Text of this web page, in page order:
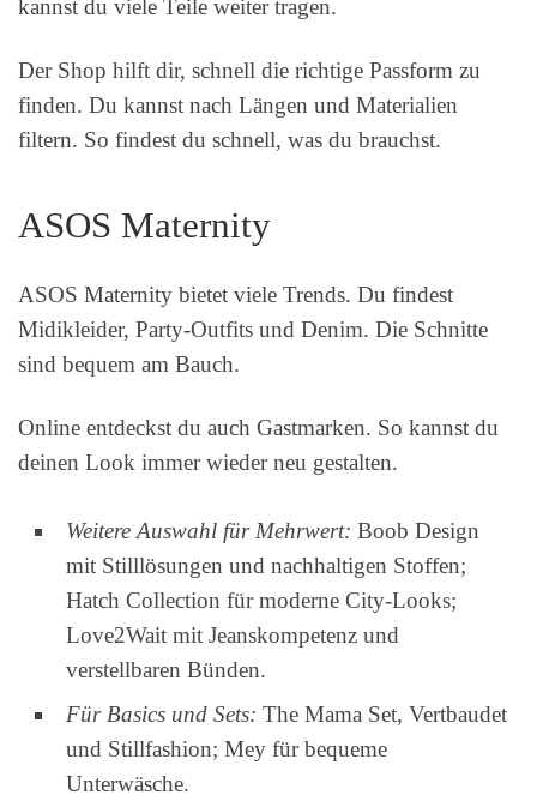
kannst du viele Teile weiter tragen.
Der Shop hilft dir, schnell die richtige Passform zu
finden. Du kannst nach Längen und Materialien
filtern. So findest du schnell, was du brauchst.
ASOS Maternity
ASOS Maternity bietet viele Trends. Du findest
Midikleider, Party-Outfits und Denim. Die Schnitte
sind bequem am Bauch.
Online entdeckst du auch Gastmarken. So kannst du
deinen Look immer wieder neu gestalten.
Weitere Auswahl für Mehrwert: Boob Design
mit Stilllösungen und nachhaltigen Stoffen;
Hatch Collection für moderne City-Looks;
Love2Wait mit Jeanskompetenz und
verstellbaren Bünden.
Für Basics und Sets: The Mama Set, Vertbaudet
und Stillfashion; Mey für bequeme
Unterwäsche.